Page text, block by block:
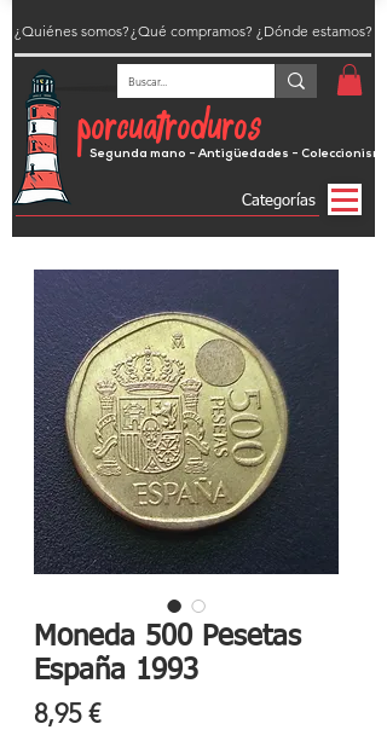
porcuatroduros
Segunda mano - Antigüedades - Coleccionismo
¿Dónde estamos?
¿Quiénes somos?
Categorías
¿Qué compramos?
Moneda 500 Pesetas
España 1993
8,95 €Precio